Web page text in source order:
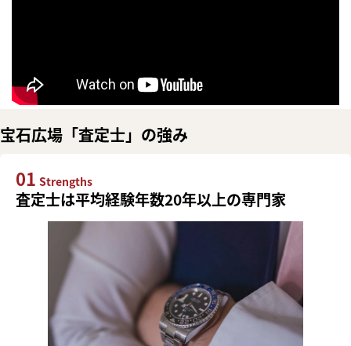
宝石広場「査定士」の強み
01 Strengths
査定士は平均経験年数20年以上の専門家